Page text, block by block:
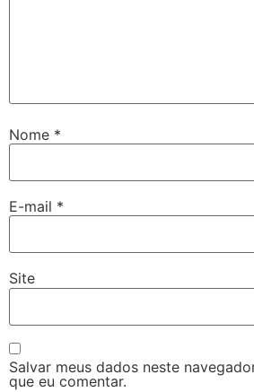
Nome *
E-mail *
Site
Salvar meus dados neste
que eu comentar.